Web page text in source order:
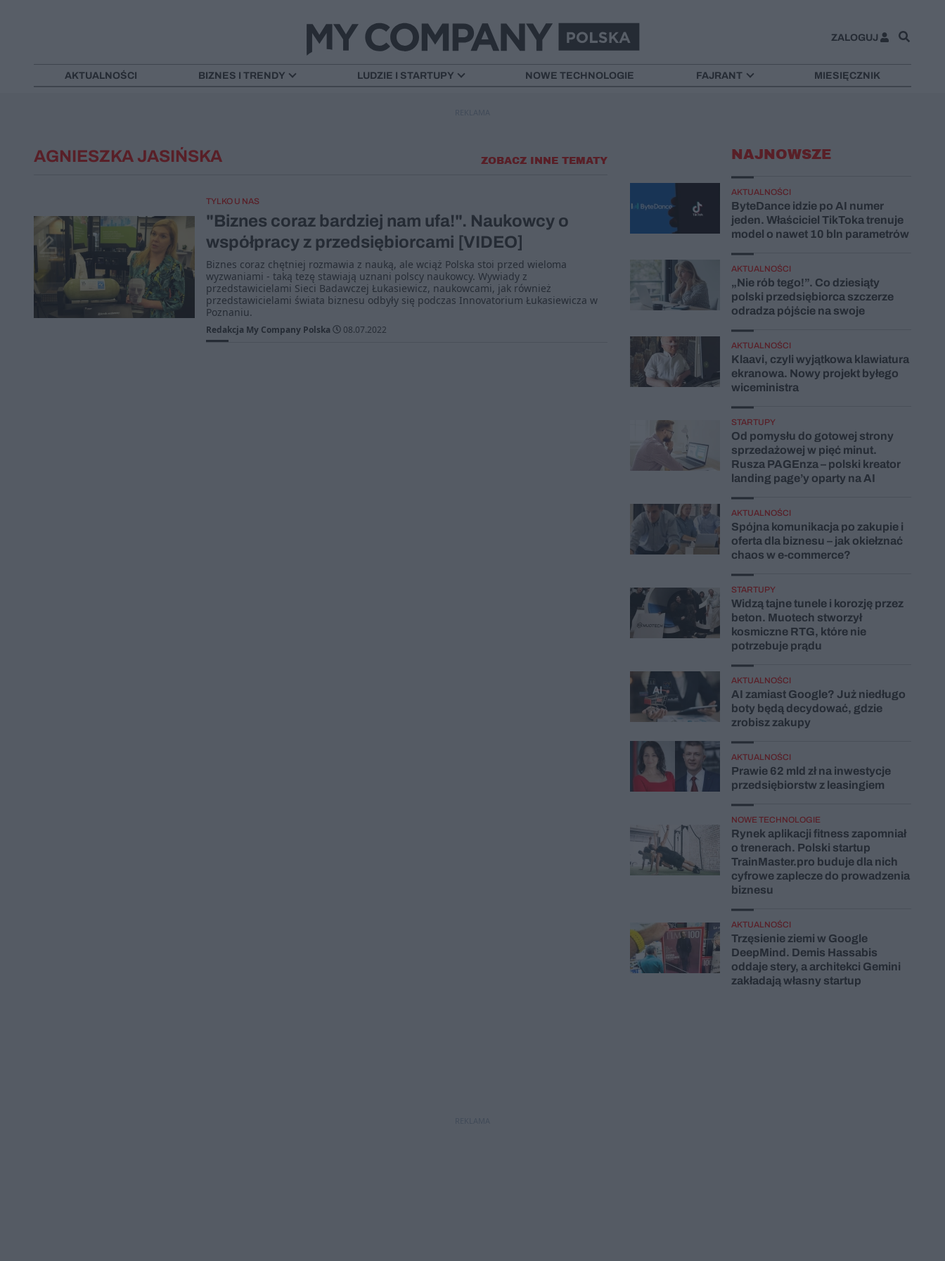
ZALOGUJ
AKTUALNOŚCI BIZNES I TRENDY LUDZIE I STARTUPY NOWE TECHNOLOGIE FAJRANT MIESIĘCZNIK
AGNIESZKA JASIŃSKA ZOBACZ INNE TEMATY
TYLKO U NAS
"Biznes coraz bardziej nam ufa!". Naukowcy o
współpracy z przedsiębiorcami [VIDEO]
Biznes coraz chętniej rozmawia z nauką, ale wciąż Polska stoi przed wieloma
wyzwaniami - taką tezę stawiają uznani polscy naukowcy. Wywiady z
przedstawicielami Sieci Badawczej Łukasiewicz, naukowcami, jak również
przedstawicielami świata biznesu odbyły się podczas Innovatorium Łukasiewicza w
Poznaniu.
Redakcja My Company Polska 08.07.2022
NAJNOWSZE
AKTUALNOŚCI
ByteDance idzie po AI numer
jeden. Właściciel TikToka trenuje
model o nawet 10 bln parametrów
AKTUALNOŚCI
„Nie rób tego!”. Co dziesiąty
polski przedsiębiorca szczerze
odradza pójście na swoje
AKTUALNOŚCI
Klaavi, czyli wyjątkowa klawiatura
ekranowa. Nowy projekt byłego
wiceministra
STARTUPY
Od pomysłu do gotowej strony
sprzedażowej w pięć minut.
Rusza PAGEnza – polski kreator
landing page’y oparty na AI
AKTUALNOŚCI
Spójna komunikacja po zakupie i
oferta dla biznesu – jak okiełznać
chaos w e-commerce?
STARTUPY
Widzą tajne tunele i korozję przez
beton. Muotech stworzył
kosmiczne RTG, które nie
potrzebuje prądu
AKTUALNOŚCI
AI zamiast Google? Już niedługo
boty będą decydować, gdzie
zrobisz zakupy
AKTUALNOŚCI
Prawie 62 mld zł na inwestycje
przedsiębiorstw z leasingiem
NOWE TECHNOLOGIE
Rynek aplikacji fitness zapomniał
o trenerach. Polski startup
TrainMaster.pro buduje dla nich
cyfrowe zaplecze do prowadzenia
biznesu
AKTUALNOŚCI
Trzęsienie ziemi w Google
DeepMind. Demis Hassabis
oddaje stery, a architekci Gemini
zakładają własny startup